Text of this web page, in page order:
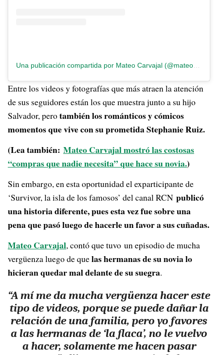
Entre los videos y fotografías que más atraen la atención
de sus seguidores están los que muestra junto a su hijo
Salvador, perotambién los románticos y cómicos
momentos que vive con su prometida Stephanie Ruiz.
(Lea también: Mateo Carvajal mostró las costosas
“compras que nadie necesita” que hace su novia.)
Sin embargo, en esta oportunidad el exparticipante de
‘Survivor, la isla de los famosos’ del canal RCN publicó
una historia diferente, pues esta vez fue sobre una
pena que pasó luego de hacerle un favor a sus cuñadas.
Mateo Carvajal, contó que tuvo un episodio de mucha
vergüenza luego de quelas hermanas de su novia lo
hicieran quedar mal delante de su suegra.
“A mí me da mucha vergüenza hacer este
tipo de videos, porque se puede dañar la
relación de una familia, pero yo favores
a las hermanas de ‘la flaca’, no le vuelvo
a hacer, solamente me hacen pasar